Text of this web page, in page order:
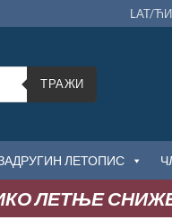
LAT/
ТРАЖИ
ЛЕТОПИС
СНИЖЕЊЕ